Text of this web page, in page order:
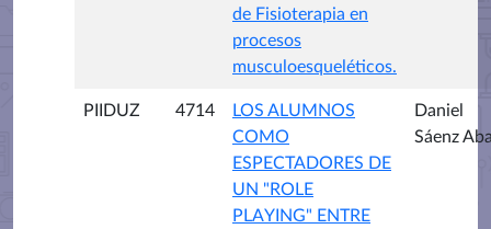
de Fisioterapia en
procesos
musculoesqueléticos.
PIIDUZ 4714
LOS ALUMNOS
COMO
ESPECTADORES DE
UN "ROLE
PLAYING" ENTRE
Daniel
Sáenz